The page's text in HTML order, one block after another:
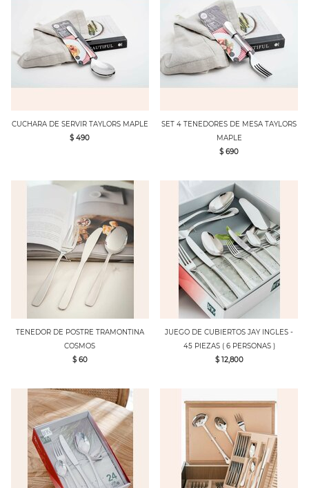
CUCHARA DE SERVIR TAYLORS MAPLE
$ 490
SET 4 TENEDORES DE MESA TAYLORS
MAPLE
$ 690
TENEDOR DE POSTRE TRAMONTINA
COSMOS
$ 60
JUEGO DE CUBIERTOS JAY INGLES -
45 PIEZAS ( 6 PERSONAS )
$ 12,800